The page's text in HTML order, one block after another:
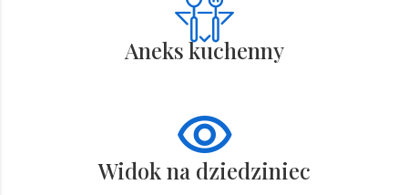
Aneks kuchenny
Widok na dziedziniec